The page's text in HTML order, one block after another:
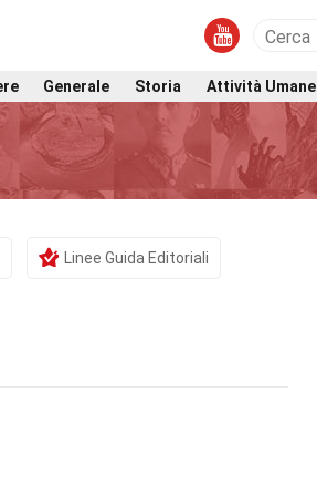
Generale Storia Attività Umane
Linee Guida Editoriali